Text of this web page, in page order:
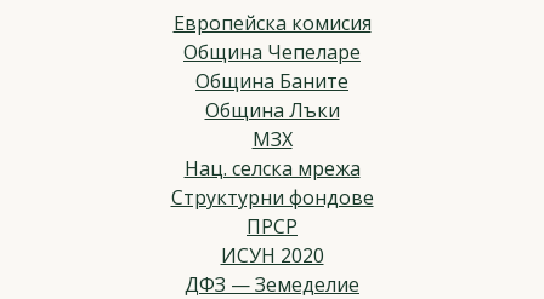
Европейска комисия
Община Чепеларе
Община Баните
Община Лъки
МЗХ
Нац. селска мрежа
Структурни фондове
ПРСР
ИСУН 2020
ДФЗ — Земеделие